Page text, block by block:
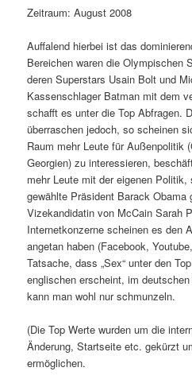
Zeitraum: August 2008
Auffalend hierbei ist das
Bereichen waren die Olympischen
deren Superstars Usain Bolt und
Kassenschlager Batman mit dem
schafft es unter die Top Abfragen.
überraschen jedoch, so scheinen
Raum mehr Leute für Außenpolitik
Georgien) zu interessieren,
mehr Leute mit der eigenen
gewählte Präsident Barack Obama
Vizekandidatin von McCain Sarah
Internetkonzerne scheinen es den
angetan haben (Facebook,
Tatsache, dass „Sex“ unter den
englischen erscheint, im
kann man wohl nur schmunzeln.
(Die Top Werte wurden um die
Änderung, Startseite etc. gekürzt
ermöglichen.